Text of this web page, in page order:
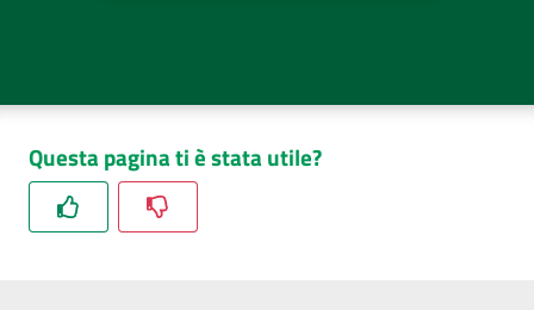
Questa pagina ti è stata utile?